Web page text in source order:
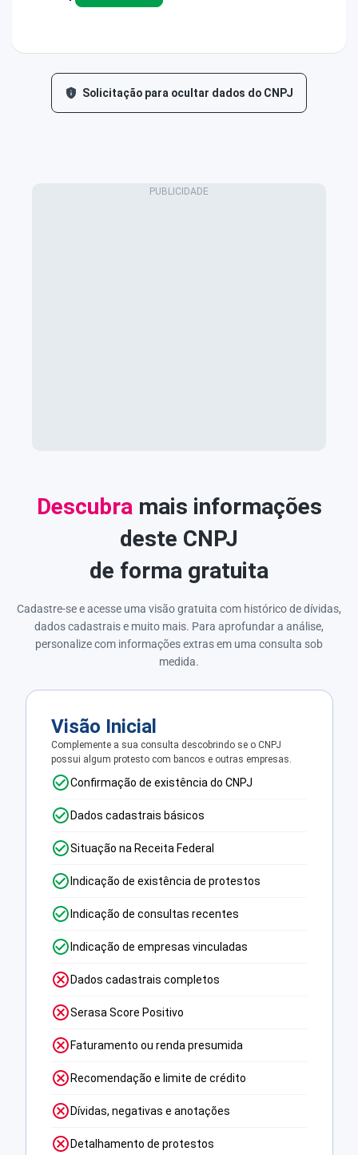
Solicitação para ocultar dados do CNPJ
Descubra mais informações
deste CNPJ
de forma gratuita
Cadastre-se e acesse uma visão gratuita com histórico de dívidas,
dados cadastrais e muito mais. Para aprofundar a análise,
personalize com informações extras em uma consulta sob
medida.
Visão Inicial
Complemente a sua consulta descobrindo se o CNPJ
possui algum protesto com bancos e outras empresas.
Confirmação de existência do CNPJ
Dados cadastrais básicos
Situação na Receita Federal
Indicação de existência de protestos
Indicação de consultas recentes
Indicação de empresas vinculadas
Dados cadastrais completos
Serasa Score Positivo
Faturamento ou renda presumida
Recomendação e limite de crédito
Dívidas, negativas e anotações
Detalhamento de protestos